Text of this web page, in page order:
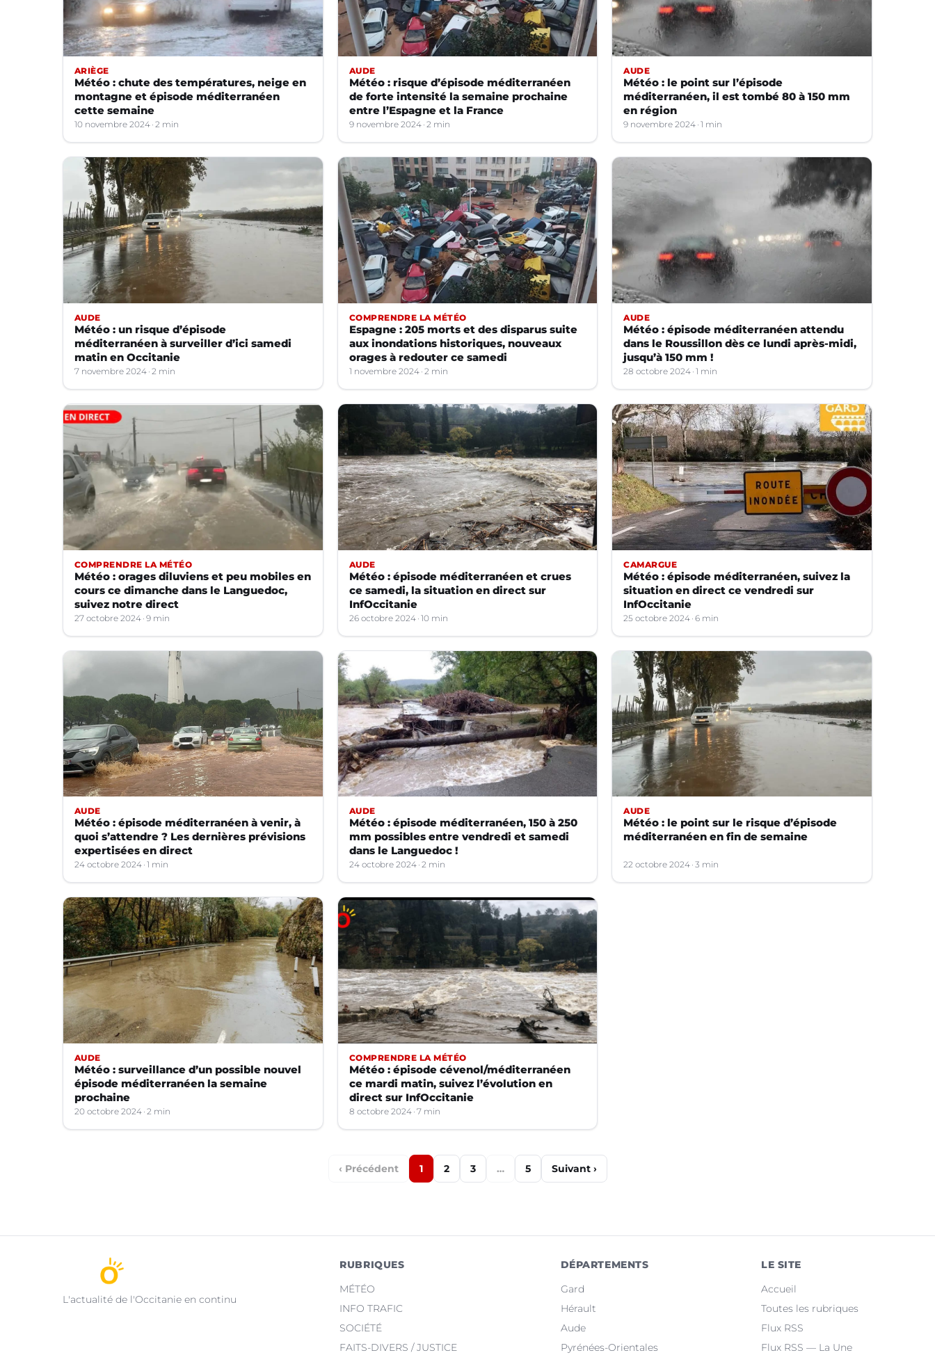
ARIÈGE
Météo : chute des températures, neige en
montagne et épisode méditerranéen
cette semaine
10 novembre 2024 2 min
AUDE
Météo : risque d’épisode méditerranéen
de forte intensité la semaine prochaine
entre l’Espagne et la France
9 novembre 2024 2 min
AUDE
Météo : le point sur l’épisode
méditerranéen, il est tombé 80 à 150 mm
en région
9 novembre 2024 1 min
AUDE
Météo : un risque d’épisode
méditerranéen à surveiller d’ici samedi
matin en Occitanie
7 novembre 2024 2 min
COMPRENDRE LA MÉTÉO
Espagne : 205 morts et des disparus suite
aux inondations historiques, nouveaux
orages à redouter ce samedi
1 novembre 2024 2 min
AUDE
Météo : épisode méditerranéen attendu
dans le Roussillon dès ce lundi après-midi,
jusqu’à 150 mm !
28 octobre 2024 1 min
COMPRENDRE LA MÉTÉO
Météo : orages diluviens et peu mobiles en
cours ce dimanche dans le Languedoc,
suivez notre direct
27 octobre 2024 9 min
AUDE
Météo : épisode méditerranéen et crues
ce samedi, la situation en direct sur
InfOccitanie
26 octobre 2024 10 min
CAMARGUE
Météo : épisode méditerranéen, suivez la
situation en direct ce vendredi sur
InfOccitanie
25 octobre 2024 6 min
AUDE
Météo : épisode méditerranéen à venir, à
quoi s’attendre ? Les dernières prévisions
expertisées en direct
24 octobre 2024 1 min
AUDE
Météo : épisode méditerranéen, 150 à 250
mm possibles entre vendredi et samedi
dans le Languedoc !
24 octobre 2024 2 min
AUDE
Météo : le point sur le risque d’épisode
méditerranéen en fin de semaine
22 octobre 2024 3 min
AUDE
Météo : surveillance d’un possible nouvel
épisode méditerranéen la semaine
prochaine
20 octobre 2024 2 min
COMPRENDRE LA MÉTÉO
Météo : épisode cévenol/méditerranéen
ce mardi matin, suivez l’évolution en
direct sur InfOccitanie
8 octobre 2024 7 min
‹ Précédent 1 2 3 … 5 Suivant ›
L'actualité de l'Occitanie en continu
RUBRIQUES
MÉTÉO
INFO TRAFIC
SOCIÉTÉ
FAITS-DIVERS / JUSTICE
DÉPARTEMENTS
Gard
Hérault
Aude
Pyrénées-Orientales
LE SITE
Accueil
Toutes les rubriques
Flux RSS
Flux RSS — La Une